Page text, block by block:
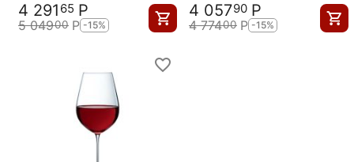
4 291 65 Р
5 04900 Р -15%
4 05790 Р
4 77400 Р -15%